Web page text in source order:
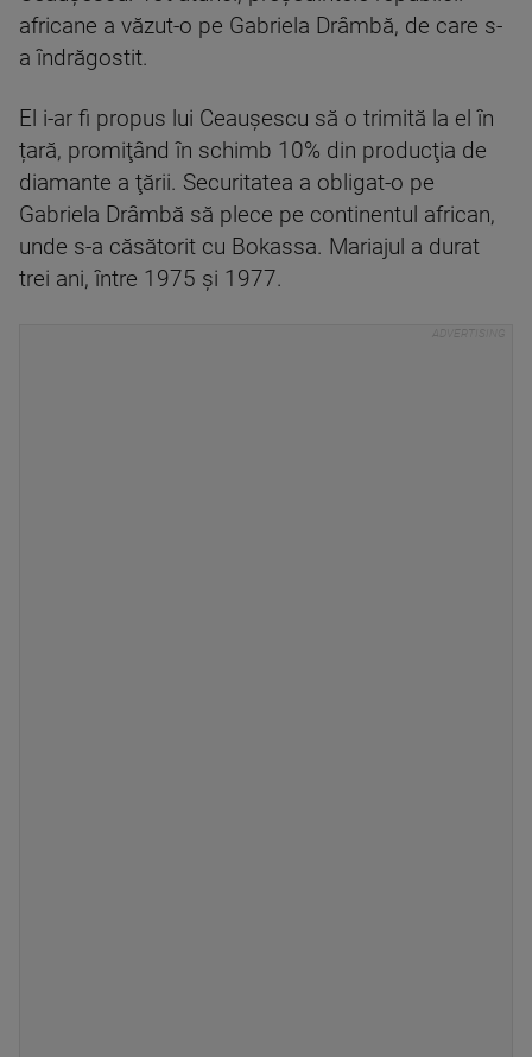
africane a văzut-o pe Gabriela Drâmbă, de care s-
a îndrăgostit.
El i-ar fi propus lui Ceauşescu să o trimită la el în
țară, promiţând în schimb 10% din producţia de
diamante a ţării. Securitatea a obligat-o pe
Gabriela Drâmbă să plece pe continentul african,
unde s-a căsătorit cu Bokassa. Mariajul a durat
trei ani, între 1975 şi 1977.